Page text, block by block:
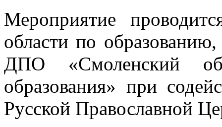
Мероприятие
области по
ДПО «Смоленский
образования» при
Русской Православной